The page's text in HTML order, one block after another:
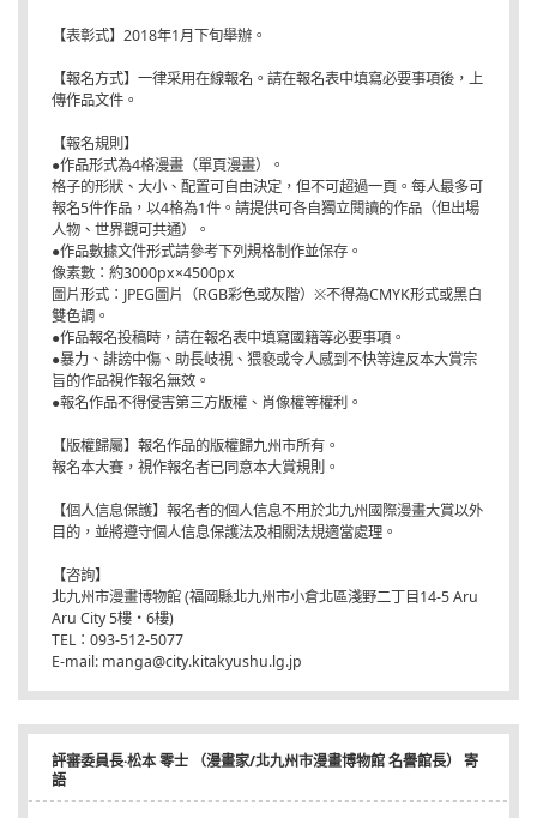
【表彰式】2018年1月下旬舉辦。
【報名方式】一律采用在線報名。請在報名表中填寫必要事項後，上
傳作品文件。
【報名規則】
●作品形式為4格漫畫（單頁漫畫）。
格子的形狀、大小、配置可自由決定，但不可超過一頁。每人最多可
報名5件作品，以4格為1件。請提供可各自獨立閱讀的作品（但出場
人物、世界觀可共通）。
●作品數據文件形式請參考下列規格制作並保存。
像素數：約3000px×4500px
圖片形式：JPEG圖片（RGB彩色或灰階）※不得為CMYK形式或黑白
雙色調。
●作品報名投稿時，請在報名表中填寫國籍等必要事項。
●暴力、誹謗中傷、助長岐視、猥褻或令人感到不快等違反本大賞宗
旨的作品視作報名無效。
●報名作品不得侵害第三方版權、肖像權等權利。
【版權歸屬】報名作品的版權歸九州市所有。
報名本大賽，視作報名者已同意本大賞規則。
【個人信息保護】報名者的個人信息不用於北九州國際漫畫大賞以外
目的，並將遵守個人信息保護法及相關法規適當處理。
【咨詢】
北九州市漫畫博物館 (福岡縣北九州市小倉北區淺野二丁目14-5 Aru
Aru City 5樓・6樓)
TEL：093-512-5077
E-mail: manga@city.kitakyushu.lg.jp
評審委員長·松本 零士 （漫畫家/北九州市漫畫博物館 名譽館長） 寄
語